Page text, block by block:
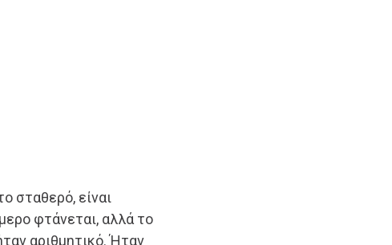
σταθερό, είναι
φτάνεται, αλλά το
αριθμητικό. Ήταν